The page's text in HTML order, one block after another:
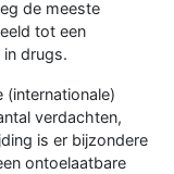
de meeste
tot een
drugs.
(internationale)
verdachten,
is er bijzondere
ontoelaatbare